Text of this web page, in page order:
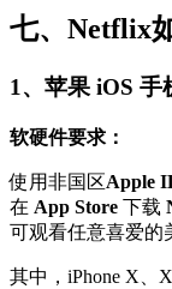
七、Netflix
1、苹果 iOS 手
软硬件要求：
使用非国区Apple
在 App Store 下载
可观看任意喜爱的
其中，iPhone X、